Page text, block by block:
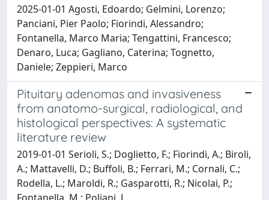
2025-01-01 Agosti, Edoardo; Gelmini, Lorenzo;
Panciani, Pier Paolo; Fiorindi, Alessandro;
Fontanella, Marco Maria; Tengattini, Francesco;
Denaro, Luca; Gagliano, Caterina; Tognetto,
Daniele; Zeppieri, Marco
Pituitary adenomas and invasiveness
from anatomo-surgical, radiological, and
histological perspectives: A systematic
literature review
2019-01-01 Serioli, S.; Doglietto, F.; Fiorindi, A.; Biroli,
A.; Mattavelli, D.; Buffoli, B.; Ferrari, M.; Cornali, C.;
Rodella, L.; Maroldi, R.; Gasparotti, R.; Nicolai, P.;